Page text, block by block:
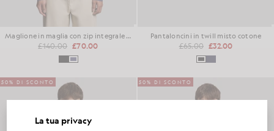
Maglione in maglia con zip integrale e bordi a punto elastico
£140.00 £70.00
Pantaloncini in twill misto cotone
£65.00 £32.00
50% DI SCONTO 50% DI SCONTO
La tua privacy